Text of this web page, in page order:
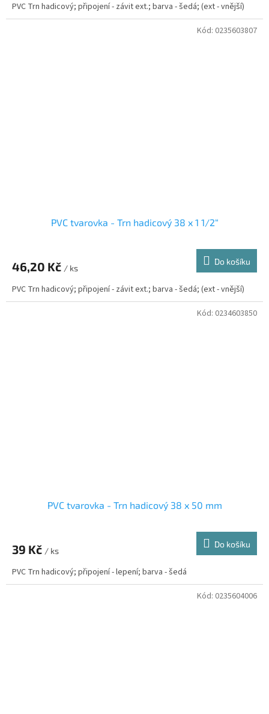
PVC Trn hadicový; připojení - závit ext.; barva - šedá; (ext - vnější)
PVC tvarovka - Trn hadicový 38 x 1 1/2“
46,20 Kč / ks
Do košíku
PVC Trn hadicový; připojení - závit ext.; barva - šedá; (ext - vnější)
Kód: 0235603807
PVC tvarovka - Trn hadicový 38 x 50 mm
39 Kč / ks
Do košíku
PVC Trn hadicový; připojení - lepení; barva - šedá
Kód: 0234603850
Kód: 0235604006